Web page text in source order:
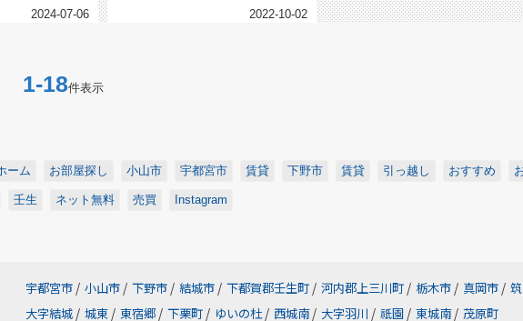
2024-07-06 2022-10-02
1-18件表示
ーム お部屋探し 小山市 宇都宮市 賃貸 下野市 賃貸 引っ越し おすすめ
壬生 ネット無料 売買 Instagram
宇都宮市 / 小山市 / 下野市 / 結城市 / 下都賀郡壬生町 / 河内郡上三川町 / 栃木市 / 真岡市 /
大字結城 / 城東 / 東宿郷 / 下栗町 / ゆいの杜 / 西城南 / 大字羽川 / 祇園 / 東城南 / 茂原町